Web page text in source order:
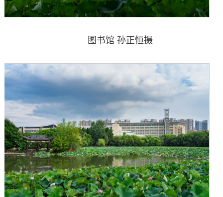
图书馆 孙正恒摄